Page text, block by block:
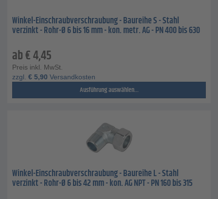
Winkel-Einschraubverschraubung - Baureihe S - Stahl
verzinkt - Rohr-Ø 6 bis 16 mm - kon. metr. AG - PN 400 bis 630
ab€4,45
Preis inkl. MwSt.
zzgl. € 5,90 Versandkosten
Ausführung auswählen...
Winkel-Einschraubverschraubung - Baureihe L - Stahl
verzinkt - Rohr-Ø 6 bis 42 mm - kon. AG NPT - PN 160 bis 315